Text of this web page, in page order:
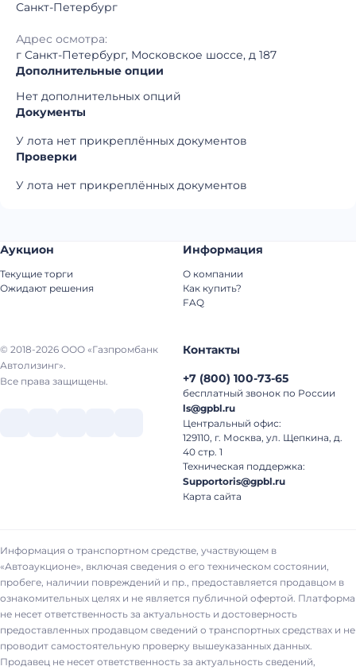
Санкт-Петербург
Адрес осмотра:
г Санкт-Петербург, Московское шоссе, д 187
Дополнительные опции
Нет дополнительных опций
Документы
У лота нет прикреплённых документов
Проверки
У лота нет прикреплённых документов
© 2018-2026 ООО «Газпромбанк
Автолизинг».
Все права защищены.
Аукцион
Текущие торги
Ожидают решения
Информация
О компании
Как купить?
FAQ
Контакты
+7 (800) 100-73-65
бесплатный звонок по России
ls@gpbl.ru
Центральный офис:
129110, г. Москва, ул. Щепкина, д.
40 стр. 1
Техническая поддержка:
Supportoris@gpbl.ru
Карта сайта
Информация о транспортном средстве, участвующем в
«Автоаукционе», включая сведения о его техническом состоянии,
пробеге, наличии повреждений и пр., предоставляется продавцом в
ознакомительных целях и не является публичной офертой. Платформа
не несет ответственность за актуальность и достоверность
предоставленных продавцом сведений о транспортных средствах и не
проводит самостоятельную проверку вышеуказанных данных.
Продавец не несет ответственность за актуальность сведений,